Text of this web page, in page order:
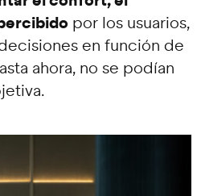
por los usuarios,
en función de
ahora, no se podían